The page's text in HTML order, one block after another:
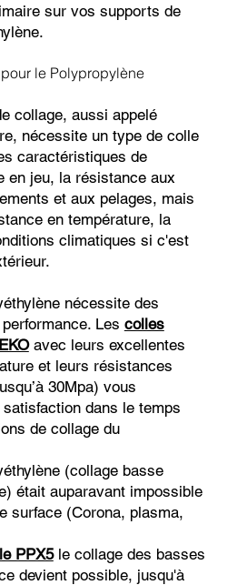
sur vos supports de
le Polypropylène
collage, aussi appelé
nécessite un type de colle
caractéristiques de
en jeu, la résistance aux
et aux pelages, mais
en température, la
climatiques si c'est
nécessite des
Les colles
avec leurs excellentes
et leurs résistances
30Mpa) vous
dans le temps
de collage du
(collage basse
était auparavant impossible
surface (Corona, plasma,
PPX5le collage des basses
devient possible, jusqu'à